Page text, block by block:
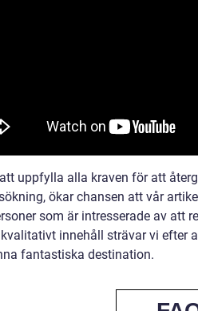
uppfylla alla kraven för att
ökar chansen att vår
som är intresserade av att
innehåll strävar vi efter
fantastiska destination.